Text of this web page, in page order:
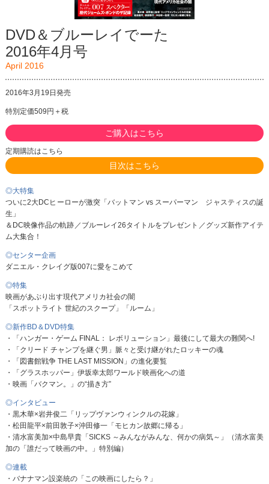
DVD＆ブルーレイでーた
2016年4月号
April 2016
2016年3月19日発売
特別定価509円＋税
ご購入はこちら
定期購読はこちら
目次はこちら
◎大特集
ついに2大DCヒーローが激突「バットマン vs スーパーマン ジャスティスの誕
生」
＆DC映像作品の軌跡／ブルーレイ26タイトルをプレゼント／グッズ新作アイテ
ム大集合！
◎センター企画
ダニエル・クレイグ版007に愛をこめて
◎特集
映画があぶり出す現代アメリカ社会の闇
「スポットライト 世紀のスクープ」「ルーム」
◎新作BD＆DVD特集
・「ハンガー・ゲーム FINAL： レボリューション」最後にして最大の難関へ!
・「クリード チャンプを継ぐ男」脈々と受け継がれたロッキーの魂
・「図書館戦争 THE LAST MISSION」の進化要覧
・「グラスホッパー」伊坂幸太郎ワールド映画化への道
・映画「バクマン。」の“描き方”
◎インタビュー
・黒木華×岩井俊二「リップヴァンウィンクルの花嫁」
・松田龍平×前田敦子×沖田修一「モヒカン故郷に帰る」
・清水富美加×中島早貴「SICKS ～みんながみんな、何かの病気～」（清水富美
加の「誰だって映画の中。」特別編）
◎連載
・バナナマン設楽統の「この映画にしたら？」